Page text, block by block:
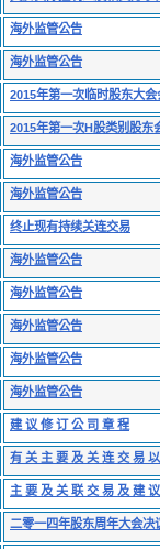
海外监管公告
海外监管公告
2015年第一次临时股东大会
2015年第一次H股类别股东
海外监管公告
海外监管公告
终止现有持续关连交易
海外监管公告
海外监管公告
海外监管公告
海外监管公告
海外监管公告
建 议 修 订 公 司 章 程
有 关 主 要 及 关 连 交 易
主 要 及 关 联 交 易 及 建
二零一四年股东周年大会决